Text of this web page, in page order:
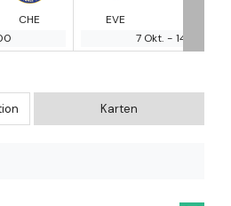
BOU
FUL
7 Okt. - 14:00
Karten